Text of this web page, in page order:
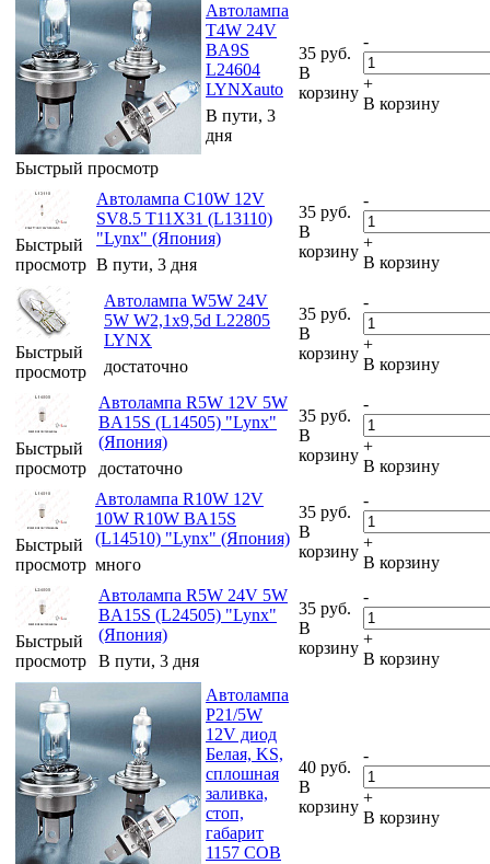
Быстрый просмотр
Автолампа
T4W 24V
BA9S
L24604
LYNXauto
В пути, 3
дня
35 руб.
В
корзину
-
+
В корзину
Быстрый
просмотр
Автолампа C10W 12V
SV8.5 T11X31 (L13110)
"Lynx" (Япония)
В пути, 3 дня
35 руб.
В
корзину
-
+
В корзину
Быстрый
просмотр
Автолампа W5W 24V
5W W2,1x9,5d L22805
LYNX
достаточно
35 руб.
В
корзину
-
+
В корзину
Быстрый
просмотр
Автолампа R5W 12V 5W
BA15S (L14505) "Lynx"
(Япония)
достаточно
35 руб.
В
корзину
-
+
В корзину
Быстрый
просмотр
Автолампа R10W 12V
10W R10W BA15S
(L14510) "Lynx" (Япония)
много
35 руб.
В
корзину
-
+
В корзину
Быстрый
просмотр
Автолампа R5W 24V 5W
BA15S (L24505) "Lynx"
(Япония)
В пути, 3 дня
35 руб.
В
корзину
-
+
В корзину
Автолампа
P21/5W
12V диод
Белая, KS,
сплошная
заливка,
стоп,
габарит
1157 СОВ
40 руб.
В
корзину
-
+
В корзину